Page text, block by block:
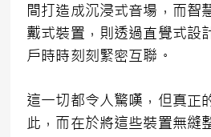
間打造成沉浸式音場，而智
戴式裝置，則透過直覺式設
戶時時刻刻緊密互聯。
這一切都令人驚嘆，但真正
此，而在於將這些裝置無縫